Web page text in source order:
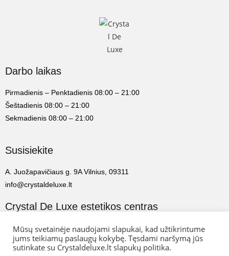
Darbo laikas
Pirmadienis – Penktadienis 08:00 – 21:00
Šeštadienis 08:00 – 21:00
Sekmadienis 08:00 – 21:00
Susisiekite
A. Juožapavičiaus g. 9A Vilnius, 09311
info@crystaldeluxe.lt
Crystal De Luxe estetikos centras
2022 Crystal De Luxe estetikos centras. Visos teisės saugomos.
Web Ideas:
Mūsų svetainėje naudojami slapukai, kad užtikrintume
jums teikiamų paslaugų kokybę. Tęsdami naršymą jūs
sutinkate su Crystaldeluxe.lt slapukų politika.